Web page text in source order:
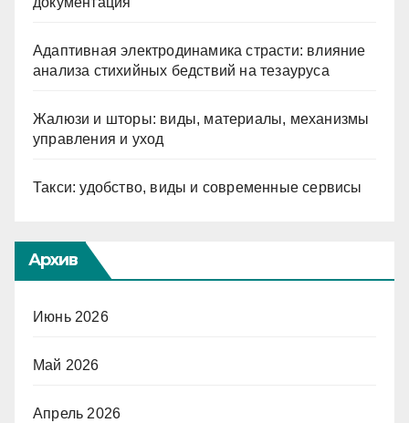
Адаптивная электродинамика страсти: влияние
анализа стихийных бедствий на тезауруса
Жалюзи и шторы: виды, материалы, механизмы
управления и уход
Такси: удобство, виды и современные сервисы
Архив
Июнь 2026
Май 2026
Апрель 2026